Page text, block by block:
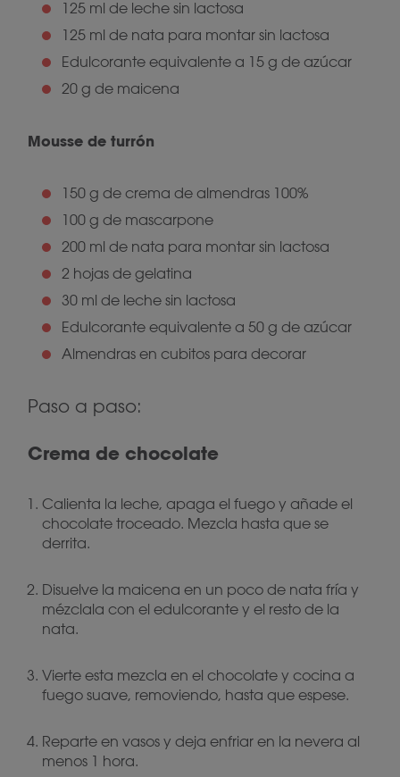
125 ml de leche sin lactosa
125 ml de nata para montar sin lactosa
Edulcorante equivalente a 15 g de azúcar
20 g de maicena
Mousse de turrón
150 g de crema de almendras 100%
100 g de mascarpone
200 ml de nata para montar sin lactosa
2 hojas de gelatina
30 ml de leche sin lactosa
Edulcorante equivalente a 50 g de azúcar
Almendras en cubitos para decorar
Paso a paso:
Crema de chocolate
Calienta la leche, apaga el fuego y añade el
chocolate troceado. Mezcla hasta que se
derrita.
Disuelve la maicena en un poco de nata fría y
mézclala con el edulcorante y el resto de la
nata.
Vierte esta mezcla en el chocolate y cocina a
fuego suave, removiendo, hasta que espese.
Reparte en vasos y deja enfriar en la nevera al
menos 1 hora.